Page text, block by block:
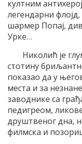
култним
легендарни
шармер Попаj,
Урке…
Николић jе
стотину
показао да у
места и за
заводнике са
педигреом,
друштвеног дна,
филмска и